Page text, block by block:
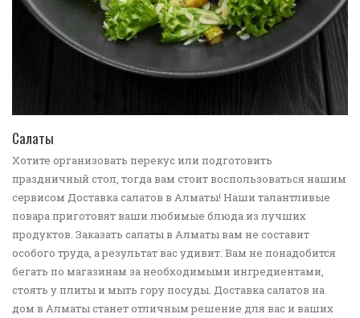
Салаты
Хотите организовать перекус или подготовить
праздничный стол, тогда вам стоит воспользоваться нашим
сервисом Доставка салатов в Алматы! Наши талантливые
повара приготовят ваши любимые блюда из лучших
продуктов. Заказать салаты в Алматы вам не составит
особого труда, а результат вас удивит. Вам не понадобится
бегать по магазинам за необходимыми ингредиентами,
стоять у плиты и мыть гору посуды. Доставка салатов на
дом в Алматы станет отличным решение для вас и ваших